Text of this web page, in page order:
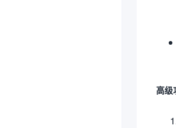
高级